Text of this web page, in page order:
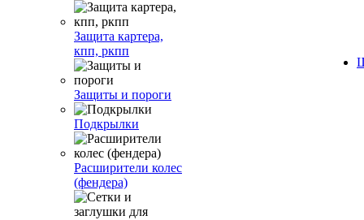
Защита картера,
кпп, ркпп
Защиты и пороги
Подкрылки
Расширители колес
(фендера)